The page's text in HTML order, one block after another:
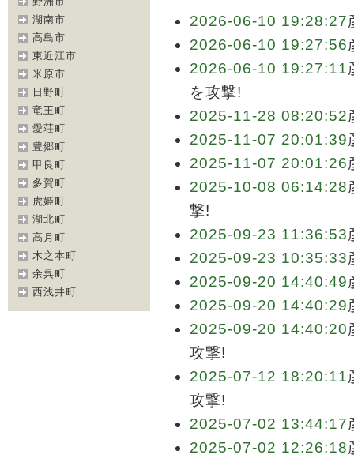
湖南市
高島市
東近江市
米原市
日野町
竜王町
愛荘町
豊郷町
甲良町
多賀町
虎姫町
湖北町
高月町
木之本町
余呉町
西浅井町
2026-06-10 19:28:27
2026-06-10 19:27:56
2026-06-10 19:27:11
を攻撃!
2025-11-28 08:20:52
2025-11-07 20:01:39
2025-11-07 20:01:26
2025-10-08 06:14:28
撃!
2025-09-23 11:36:53
2025-09-23 10:35:33
2025-09-20 14:40:49
2025-09-20 14:40:29
2025-09-20 14:40:20
攻撃!
2025-07-12 18:20:11
攻撃!
2025-07-02 13:44:17
2025-07-02 12:26:18